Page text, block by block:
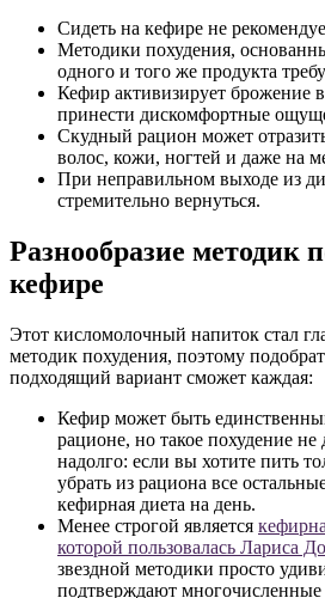
Сидеть на кефире не
Методики похудения,
одного и того же продукта
Кефир активизирует брожение
принести дискомфортные
Скудный рацион может
волос, кожи, ногтей и даже на
При неправильном выходе из
стремительно вернуться.
Разнообразие методик
кефире
Этот кисломолочный напиток стал
методик похудения, поэтому
подходящий вариант сможет каждая:
Кефир может быть
рационе, но такое похудение не
надолго: если вы хотите пить
убрать из рациона все
кефирная диета на день.
Менее строгой является
которой пользовалась Лариса
звездной методики просто
подтверждают